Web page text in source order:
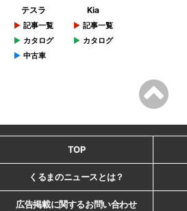
テスラ
記事一覧
カタログ
中古車
Kia
記事一覧
カタログ
TOP
くるまのニュースとは？
広告掲載に関するお問い合わせ